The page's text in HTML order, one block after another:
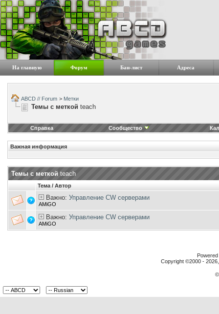
На главную Форум Бан-лист Адреса
ABCD // Forum > Метки
Темы с меткой teach
Справка Сообщество
Важная информация
Темы с меткой teach
Тема / Автор
Важно: Управление CW серверами
AMiGO
Важно: Управление CW серверами
AMiGO
Copyright ©2000 -
©